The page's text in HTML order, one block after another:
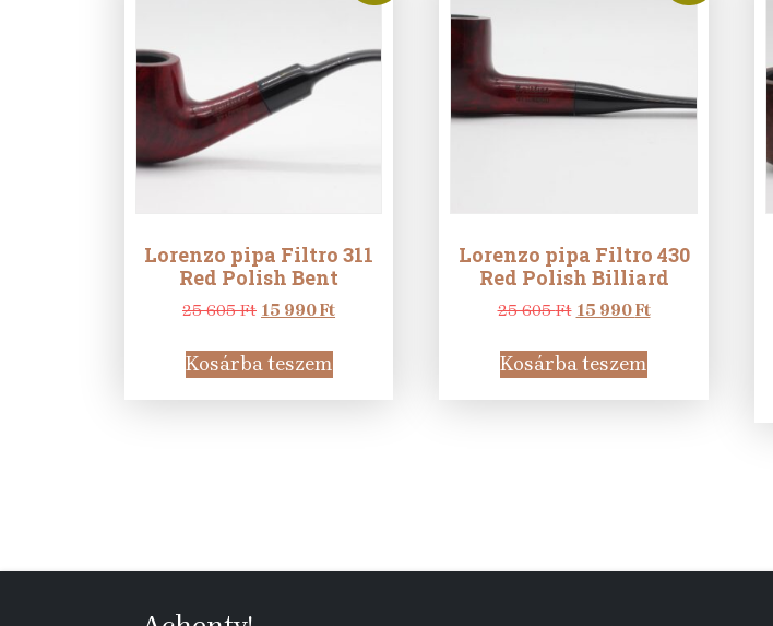
Lorenzo pipa Filtro 311
Red Polish Bent
25 605Ft Original
was:
25
605 Ft.
15 990FtCurrent
990 Ft.
Kosárba teszem
Lorenzo pipa Filtro 430
Red Polish Billiard
25 605Ft Original
was:
25
605 Ft.
15 990FtCurrent
990 Ft.
Kosárba teszem